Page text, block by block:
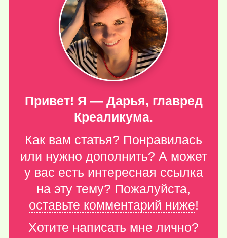
Привет! Я — Дарья, главред
Креаликума.
Как вам статья? Понравилась
или нужно дополнить? А может
у вас есть интересная ссылка
на эту тему? Пожалуйста,
оставьте комментарий ниже!
Хотите написать мне лично?